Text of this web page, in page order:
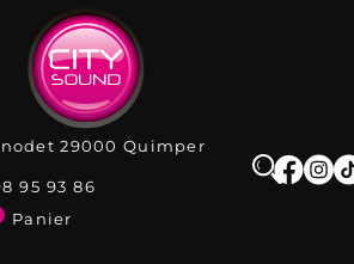
29000 Quimper
95 93 86
Panier